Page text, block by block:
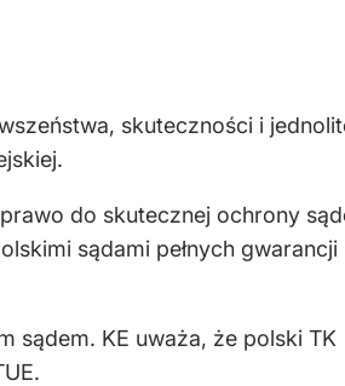
skuteczności i
do skutecznej ochrony
sądami pełnych gwarancji
sądem. KE uważa, że polski TK